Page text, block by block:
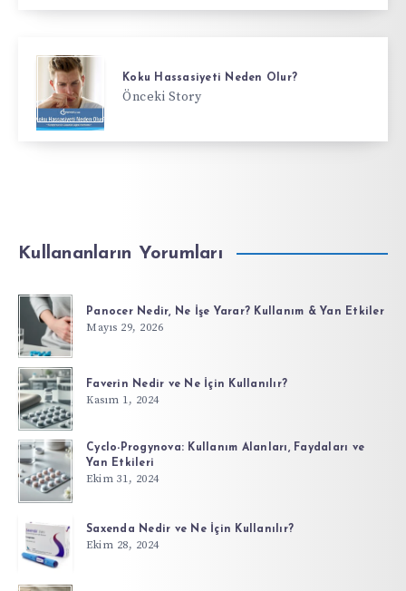
Koku Hassasiyeti Neden Olur?
Önceki Story
Kullananların Yorumları
Panocer Nedir, Ne İşe Yarar? Kullanım & Yan Etkiler
Mayıs 29, 2026
Faverin Nedir ve Ne İçin Kullanılır?
Kasım 1, 2024
Cyclo-Progynova: Kullanım Alanları, Faydaları ve
Yan Etkileri
Ekim 31, 2024
Saxenda Nedir ve Ne İçin Kullanılır?
Ekim 28, 2024